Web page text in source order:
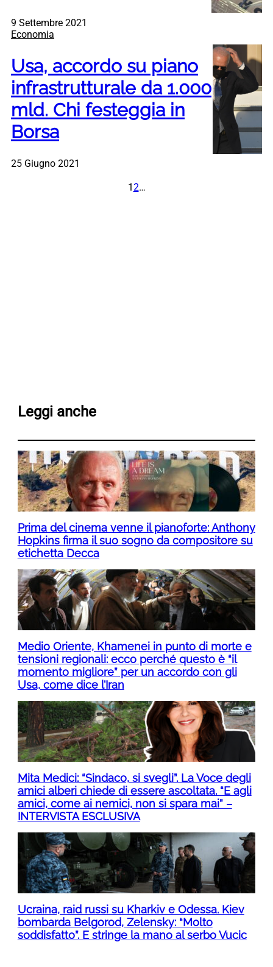
9 Settembre 2021
Economia
Usa, accordo su piano
infrastrutturale da 1.000
mld. Chi festeggia in
Borsa
25 Giugno 2021
1 2…
Leggi anche
Prima del cinema venne il pianoforte: Anthony
Hopkins firma il suo sogno da compositore su
etichetta Decca
Medio Oriente, Khamenei in punto di morte e
tensioni regionali: ecco perché questo è “il
momento migliore” per un accordo con gli
Usa, come dice l’Iran
Mita Medici: “Sindaco, si svegli”. La Voce degli
amici alberi chiede di essere ascoltata. “E agli
amici, come ai nemici, non si spara mai” –
INTERVISTA ESCLUSIVA
Ucraina, raid russi su Kharkiv e Odessa. Kiev
bombarda Belgorod, Zelensky: “Molto
soddisfatto”. E stringe la mano al serbo Vucic